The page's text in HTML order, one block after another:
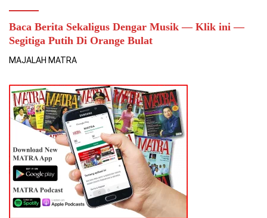
Baca Berita Sekaligus Dengar Musik — Klik ini —
Segitiga Putih Di Orange Bulat
MAJALAH MATRA